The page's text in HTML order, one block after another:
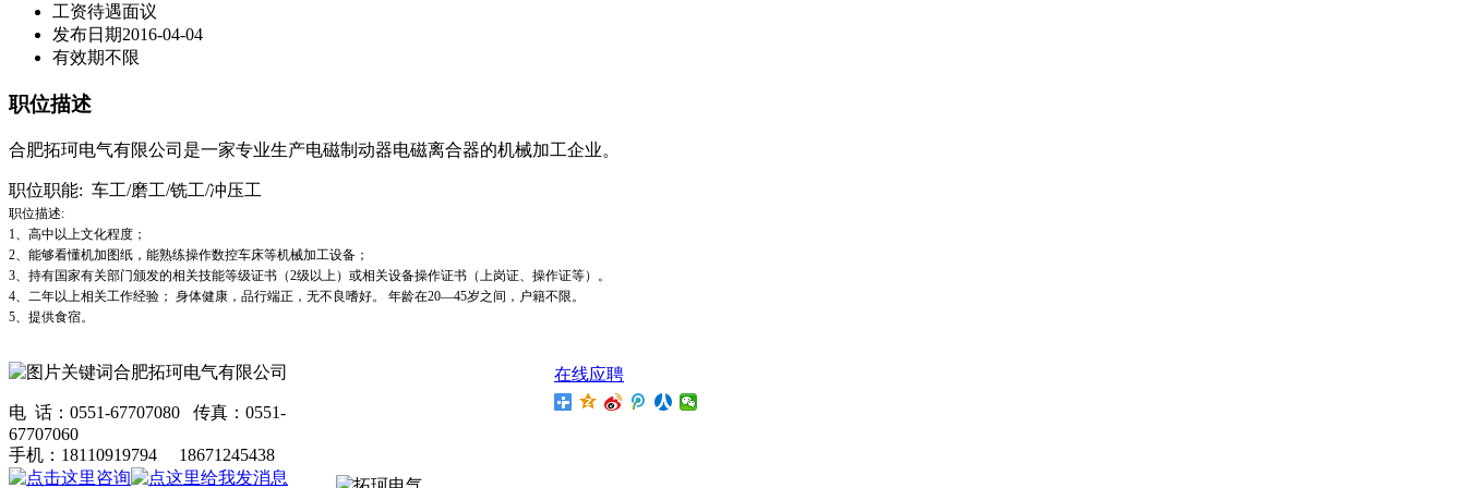
工资待遇面议
发布日期2016-04-04
有效期不限
职位描述
合肥拓珂电气有限公司是一家专业生产电磁制动器电磁离合器的机械加工企业。
职位职能: 车工/磨工/铣工/冲压工
职位描述:
1、高中以上文化程度；
2、能够看懂机加图纸，能熟练操作数控车床等机械加工设备；
3、持有国家有关部门颁发的相关技能等级证书（2级以上）或相关设备操作证书（上岗证、操作证等）。
4、二年以上相关工作经验； 身体健康，品行端正，无不良嗜好。 年龄在20—45岁之间，户籍不限。
5、提供食宿。
合肥拓珂电气有限公司
电 话：0551-67707080 传真：0551-
67707060
手机：18110919794 18671245438
在线应聘